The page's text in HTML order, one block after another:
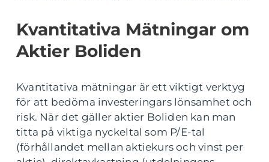
Kvantitativa Mätningar om
Aktier Boliden
Kvantitativa mätningar är ett viktigt verktyg
för att bedöma investeringars lönsamhet och
risk. När det gäller aktier Boliden kan man
titta på viktiga nyckeltal som P/E-tal
(förhållandet mellan aktiekurs och vinst per